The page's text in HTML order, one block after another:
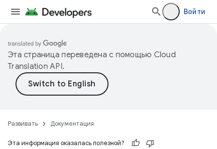
Войти
Эта страница переведена с помощью Cloud
Translation API.
Развивать Документация
Эта информация оказалась полезной?